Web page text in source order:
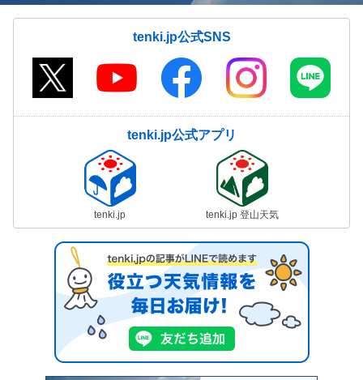
tenki.jp公式SNS
tenki.jp公式アプリ
tenki.jp tenki.jp 登山天気